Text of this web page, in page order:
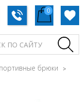
0
брюки